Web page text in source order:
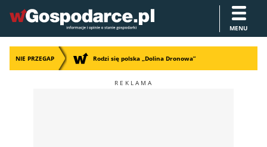
MENU
NIE PRZEGAP Rodzi się polska „Dolina Dronowa”